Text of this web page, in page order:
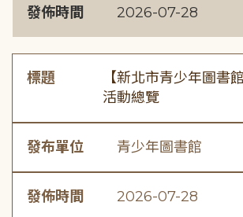
發佈時間 2026-07-28
標題
【新北市青少年圖書
活動總覽
發布單位 青少年圖書館
發佈時間 2026-07-28